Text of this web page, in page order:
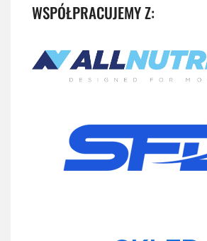
WSPÓŁPRACUJEMY Z: